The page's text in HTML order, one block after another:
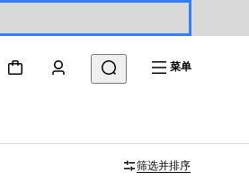
菜单
筛选并排序